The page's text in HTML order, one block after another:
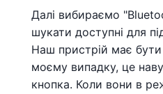
Далі вибираємо
шукати доступні для
Наш пристрій має
моєму випадку, це
кнопка. Коли вони в